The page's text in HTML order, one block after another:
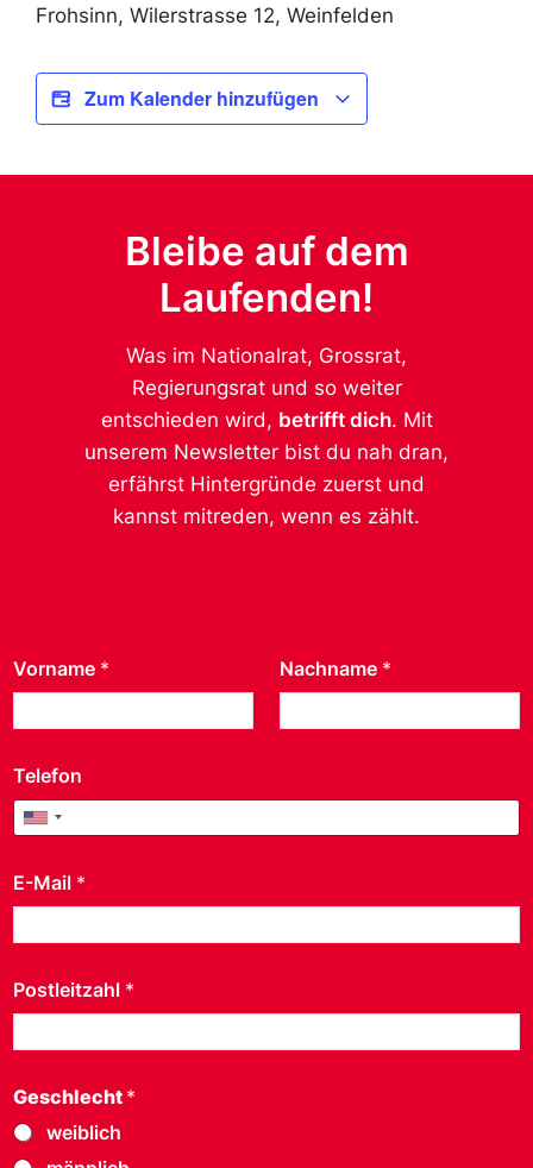
Frohsinn, Wilerstrasse 12, Weinfelden
Zum Kalender hinzufügen
Bleibe auf dem
Laufenden!
Was im Nationalrat, Grossrat,
Regierungsrat und so weiter
entschieden wird, betrifft dich. Mit
unserem Newsletter bist du nah dran,
erfährst Hintergründe zuerst und
kannst mitreden, wenn es zählt.
Vorname * Nachname *
Telefon
United States +1
E-Mail *
Postleitzahl *
Geschlecht *
weiblich